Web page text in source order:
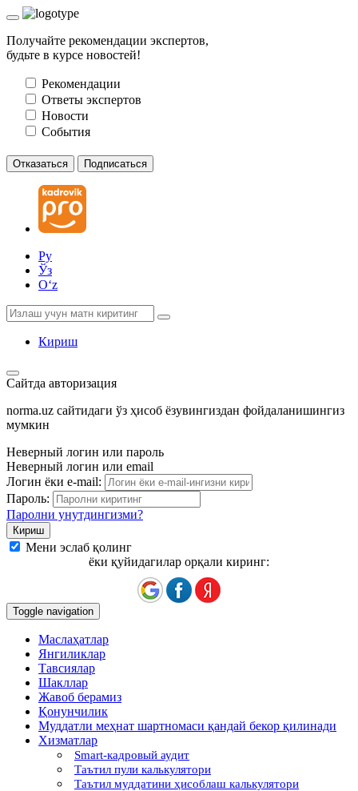
Получайте рекомендации экспертов,
будьте в курсе новостей!
Рекомендации
Ответы экспертов
Новости
События
Отказаться Подписаться
Ру
Ўз
Oʻz
Кириш
Сайтда авторизация
norma.uz сайтидаги ўз ҳисоб ёзувингиздан фойдаланишингиз
мумкин
Неверный логин или пароль
Неверный логин или email
Логин ёки e-mail:
Пароль:
Паролни унутдингизми?
Мени эслаб қолинг
ёки қуйидагилар орқали киринг:
Toggle navigation
Маслаҳатлар
Янгиликлар
Тавсиялар
Шакллар
Жавоб берамиз
Қонунчилик
Муддатли меҳнат шартномаси қандай бекор қилинади
Хизматлар
Smart-кадровый аудит
Таътил пули калькулятори
Таътил муддатини ҳисоблаш калькулятори